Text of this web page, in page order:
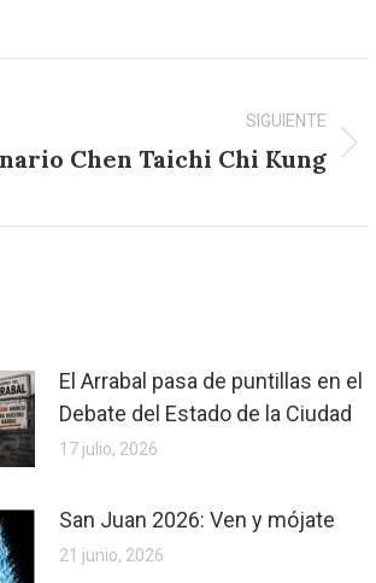
SIGUIENTE
Chen Taichi Chi Kung
El Arrabal pasa de puntillas en el
Debate del Estado de la Ciudad
17 julio, 2026
San Juan 2026: Ven y mójate
21 junio, 2026